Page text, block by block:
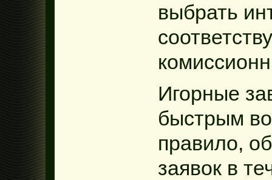
выбрать
Игорные
быстрым
правило,
заявок в